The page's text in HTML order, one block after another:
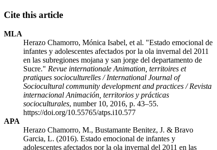
Cite this article
MLA
Herazo Chamorro, Mónica Isabel, et al. "Estado emocional de
infantes y adolescentes afectados por la ola invernal del 2011
en las subregiones mojana y san jorge del departamento de
Sucre." Revue internationale Animation, territoires et
pratiques socioculturelles / International Journal of
Sociocultural community development and practices / Revista
internacional Animación, territorios y prácticas
socioculturales, number 10, 2016, p. 43–55.
https://doi.org/10.55765/atps.i10.577
APA
Herazo Chamorro, M., Bustamante Benitez, J. & Bravo
Garcia, L. (2016). Estado emocional de infantes y
adolescentes afectados por la ola invernal del 2011 en las